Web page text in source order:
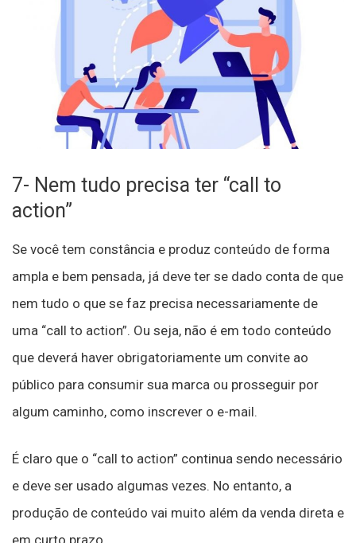
7- Nem tudo precisa ter “call to
action”
Se você tem constância e produz conteúdo de forma
ampla e bem pensada, já deve ter se dado conta de que
nem tudo o que se faz precisa necessariamente de
uma “call to action”. Ou seja, não é em todo conteúdo
que deverá haver obrigatoriamente um convite ao
público para consumir sua marca ou prosseguir por
algum caminho, como inscrever o e-mail.
É claro que o “call to action” continua sendo necessário
e deve ser usado algumas vezes. No entanto, a
produção de conteúdo vai muito além da venda direta e
em curto prazo.